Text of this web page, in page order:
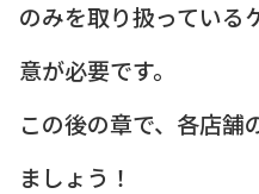
のみを取り扱っている
意が必要です。
この後の章で、各店舗
ましょう！